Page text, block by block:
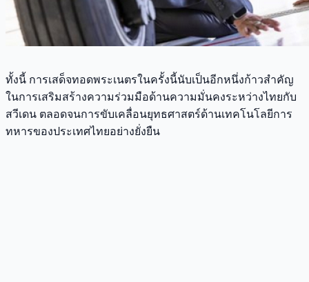
ทั้งนี้ การเสด็จทอดพระเนตรในครั้งนี้นับเป็นอีกหนึ่งก้าวสำคัญ
ในการเสริมสร้างความร่วมมือด้านความมั่นคงระหว่างไทยกับ
สวีเดน ตลอดจนการขับเคลื่อนยุทธศาสตร์ด้านเทคโนโลยีการ
ทหารของประเทศไทยอย่างยั่งยืน